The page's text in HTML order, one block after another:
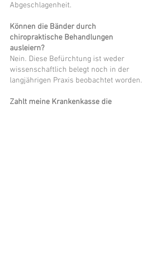
Abgeschlagenheit.
Können die Bänder durch
chiropraktische Behandlungen
ausleiern?
Nein. Diese Befürchtung ist weder
wissenschaftlich belegt noch in der
langjährigen Praxis beobachtet worden.
Zahlt meine Krankenkasse die